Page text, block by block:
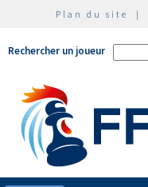
Plan du site |
Rechercher un joueur